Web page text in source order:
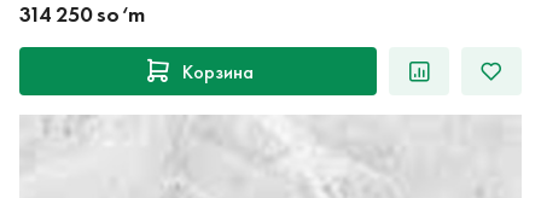
314 250 so‘m
Корзина